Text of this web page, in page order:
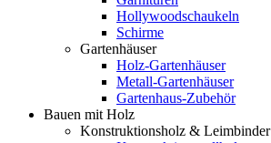
Hollywoodschaukeln
Schirme
Gartenhäuser
Holz-Gartenhäuser
Metall-Gartenhäuser
Gartenhaus-Zubehör
Bauen mit Holz
Konstruktionsholz & Leimbinder